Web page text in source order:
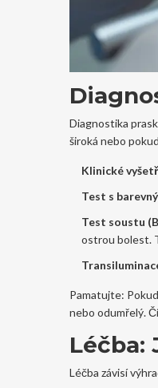
Diagnostika
široká nebo
Klinické
Test s
Test soustu
ostrou bolest.
Pamatujte:
nebo odumřelý.
Léčba:
Léčba závisí